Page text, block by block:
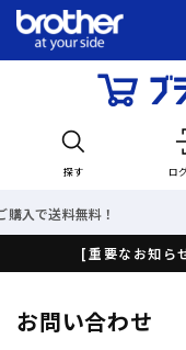
探す ロ
[重要なお知ら
お問い合わせ